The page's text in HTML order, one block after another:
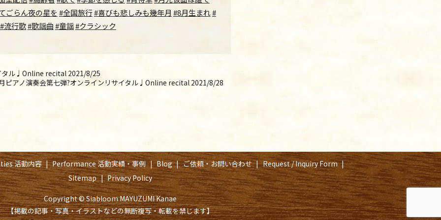
ごらん夜の星を #全国旅行#喜びも悲しみも幾年月 #8月生まれ#
#流行歌#歌謡曲#童謡#クラシック
タル♩Online recital 2021/8/25
ピアノ演奏会第七弾?オンラインリサイタル♩Online recital 2021/8/28
活動内容 Performance 活動実績・事例 Blog ご依頼・お問い合わせ
Request / Inquiry Form
Sitemap
Privacy Policy
Copyright © Siabloom MAYUZUMI Kanae
【掲載の記事・写真・イラストなどの無断複写・転載を禁じます】